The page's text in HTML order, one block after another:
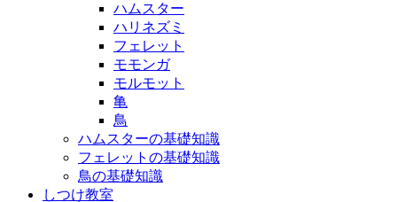
ハムスター
ハリネズミ
フェレット
モモンガ
モルモット
亀
鳥
ハムスターの基礎知識
フェレットの基礎知識
鳥の基礎知識
しつけ教室